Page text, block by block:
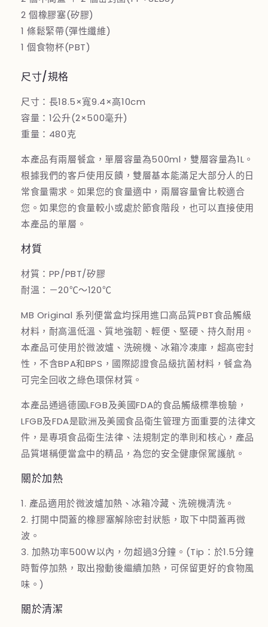
數
量
減
數
量
2 個橡膠塞(矽膠)
1 條鬆緊帶(彈性纖維)
1 個食物杯(PBT)
尺寸/規格
尺寸：長18.5×寬9.4×高10cm
容量：1公升(2×500毫升)
重量：480克
本產品有兩層餐盒，單層容量為500ml，雙層容量為1L。
根據我們的客戶使用反饋，雙層基本能滿足大部分人的日
常食量需求。如果您的食量適中，兩層容量會比較適合
您。如果您的食量較小或處於節食階段，也可以直接使用
本產品的單層。
材質
材質：PP/PBT/矽膠
耐溫：－20℃～120℃
MB Original 系列便當盒均採用進口高品質PBT食品觸級
材料，耐高溫低溫、質地強韌、輕便、堅硬、持久耐用。
本產品可使用於微波爐、洗碗機、冰箱冷凍庫，超高密封
性，不含BPA和BPS，國際認證食品級抗菌材料，餐盒為
可完全回收之綠色環保材質。
本產品通過德國LFGB及美國FDA的食品觸級標準檢驗，
LFGB及FDA是歐洲及美國食品衛生管理方面重要的法律文
件，是專項食品衛生法律、法規制定的準則和核心，產品
品質堪稱便當盒中的精品，為您的安全健康保駕護航。
關於加熱
1. 產品適用於微波爐加熱、冰箱冷藏、洗碗機清洗。
2. 打開中間蓋的橡膠塞解除密封狀態，取下中間蓋再微
波。
3. 加熱功率500W以內，勿超過3分鐘。(Tip：於1.5分鐘
時暫停加熱，取出撥動後繼續加熱，可保留更好的食物風
味。)
關於清潔